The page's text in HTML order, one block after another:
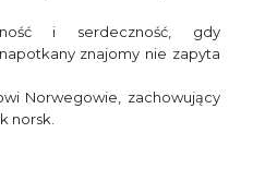
i serdeczność, gdy
znajomy nie zapyta
Norwegowie, zachowujący
norsk.